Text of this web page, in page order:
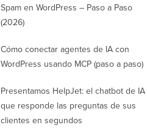
Spam en WordPress – Paso a Paso
(2026)
Cómo conectar agentes de IA con
WordPress usando MCP (paso a paso)
Presentamos HelpJet: el chatbot de IA
que responde las preguntas de sus
clientes en segundos